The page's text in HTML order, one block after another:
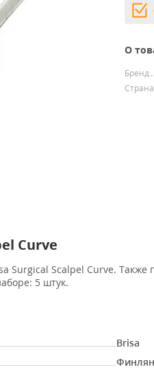
О
Бренд
Страна
Curve
Surgical Scalpel Curve. Также
5 штук.
Brisa